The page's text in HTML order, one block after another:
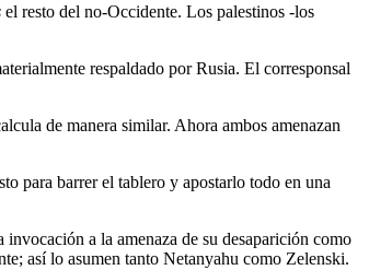
el resto del no-Occidente. Los palestinos -los
respaldado por Rusia. El corresponsal
de manera similar. Ahora ambos amenazan
para barrer el tablero y apostarlo todo en una
invocación a la amenaza de su desaparición como
así lo asumen tanto Netanyahu como Zelenski.